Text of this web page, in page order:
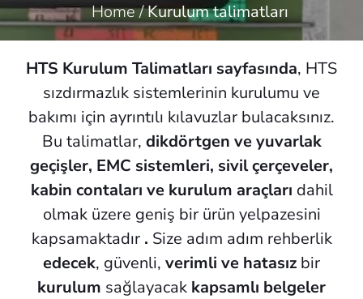
Home/Kurulum talimatları
HTS Kurulum Talimatları sayfasında, HTS
sızdırmazlık sistemlerinin kurulumu ve
bakımı için ayrıntılı kılavuzlar bulacaksınız.
Bu talimatlar, dikdörtgen ve yuvarlak
geçişler, EMC sistemleri, sivil çerçeveler,
kabin contaları ve kurulum araçları dahil
olmak üzere geniş bir ürün yelpazesini
kapsamaktadır . Size adım adım rehberlik
edecek, güvenli, verimli ve hatasız bir
kurulum sağlayacak kapsamlı belgeler